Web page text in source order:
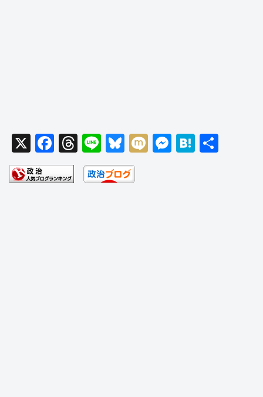
X
F
a
c
T
hr
e
Li
n
e
Bl
u
e
M
M
H